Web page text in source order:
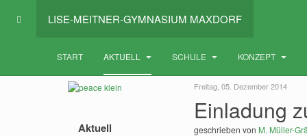
LISE-MEITNER-GYMNASIUM MAXDORF
START AKTUELL SCHULE KONZEPT
Freitag, 05. Dezember 2014
Einladung
geschrieben von M. Müller-
Aktuell